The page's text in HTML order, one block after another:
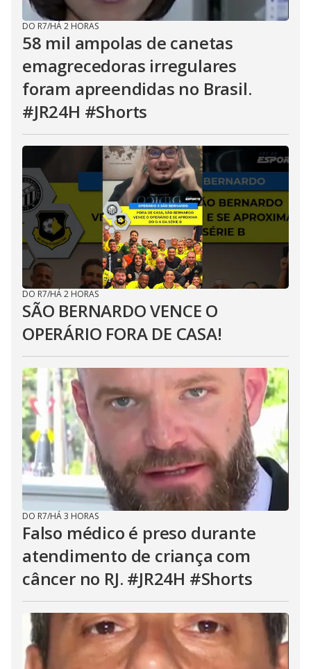
DO R7/HÁ 2 HORAS
58 mil ampolas de canetas
emagrecedoras irregulares
foram apreendidas no Brasil.
#JR24H #Shorts
DO R7/HÁ 2 HORAS
SÃO BERNARDO VENCE O
OPERÁRIO FORA DE CASA!
DO R7/HÁ 3 HORAS
Falso médico é preso durante
atendimento de criança com
câncer no RJ. #JR24H #Shorts